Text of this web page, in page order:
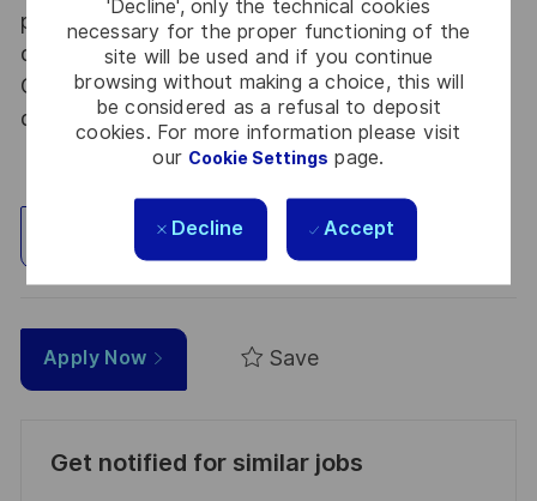
'Decline', only the technical cookies
necessary for the proper functioning of the
site will be used and if you continue
browsing without making a choice, this will
be considered as a refusal to deposit
cookies. For more information please visit
our Cookie Settings page.
Decline Accept
procédure d’habilitation, conformément aux
dispositions des articles R.2311-1 et suivants du
Code de la défense et de l’IGI 1300 SGDSN/PSE
du 09 août 2021.
Explore Location
Apply Now Save
Get notified for similar jobs